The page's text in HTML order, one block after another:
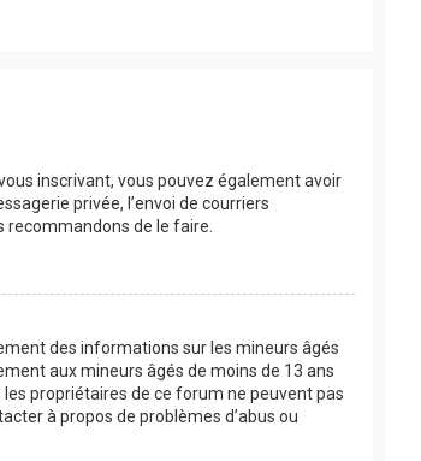
inscrivant, vous pouvez également avoir
privée, l’envoi de courriers
recommandons de le faire.
des informations sur les mineurs âgés
aux mineurs âgés de moins de 13 ans
propriétaires de ce forum ne peuvent pas
à propos de problèmes d’abus ou